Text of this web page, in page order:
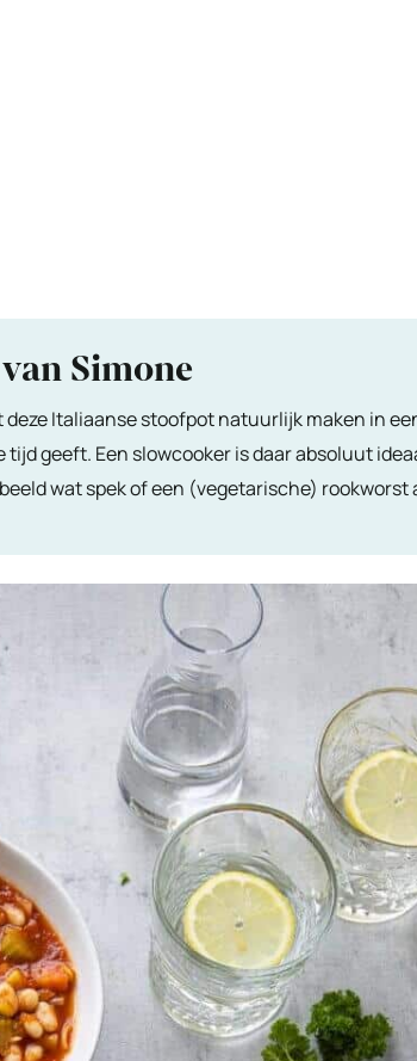
Simone
deze Italiaanse stoofpot natuurlijk maken in
tijd geeft. Een slowcooker is daar absoluut
wat spek of een (vegetarische) rookworst